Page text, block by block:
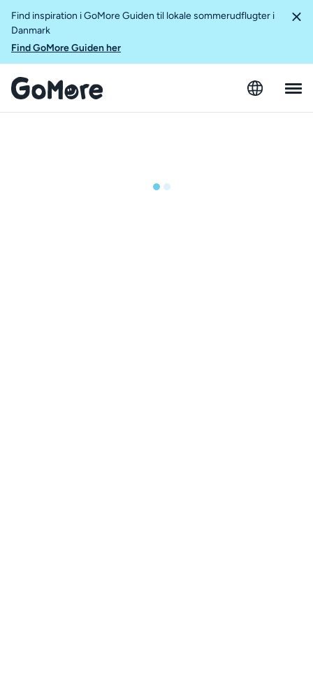
Find inspiration i GoMore Guiden til lokale sommerudflugter i
Danmark
Find GoMore Guiden her